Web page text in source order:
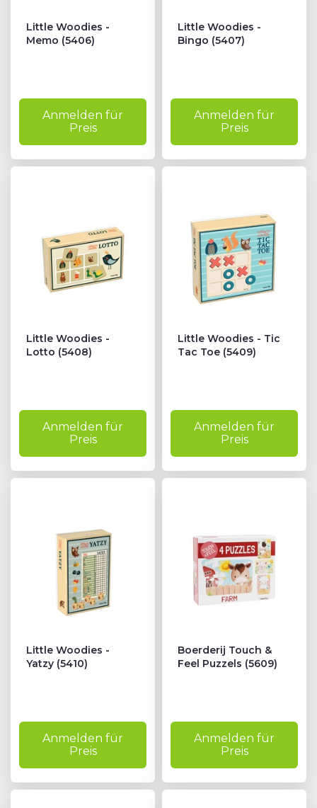
Little Woodies -
Memo (5406)
Anmelden für
Preis
Little Woodies -
Bingo (5407)
Anmelden für
Preis
Little Woodies -
Lotto (5408)
Anmelden für
Preis
Little Woodies - Tic
Tac Toe (5409)
Anmelden für
Preis
Little Woodies -
Yatzy (5410)
Anmelden für
Preis
Boerderij Touch &
Feel Puzzels (5609)
Anmelden für
Preis